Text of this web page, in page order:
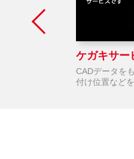
ケガキサー
CADデータを
付け位置など